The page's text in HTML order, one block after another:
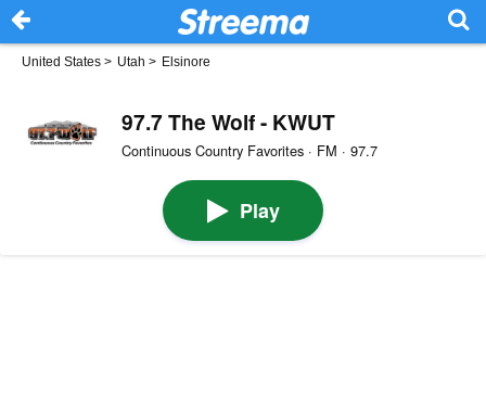
United States > Utah > Elsinore
97.7 The Wolf - KWUT
Continuous Country Favorites · FM · 97.7
Play